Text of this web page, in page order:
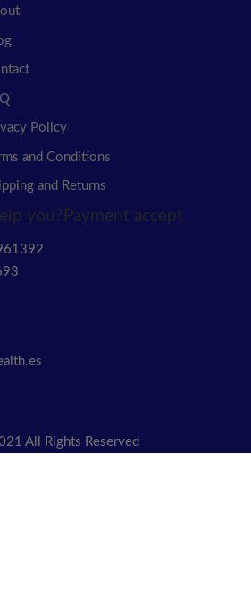
Policy
and Conditions
and Returns
you? Payment accept
All Rights Reserved